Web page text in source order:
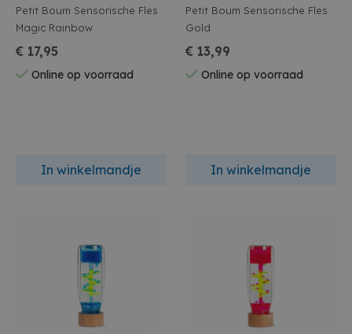
Petit Boum Sensorische Fles
Magic Rainbow
€ 17,95
Online op voorraad
In winkelmandje
Petit Boum Sensorische Fles
Gold
€ 13,99
Online op voorraad
In winkelmandje